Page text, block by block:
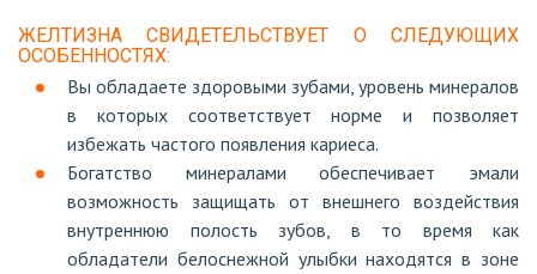
ЖЕЛТИЗНА СВИДЕТЕЛЬСТВУЕТ О СЛЕДУЮЩИХ
ОСОБЕННОСТЯХ:
Вы обладаете здоровыми зубами, уровень минералов
в которых соответствует норме и позволяет
избежать частого появления кариеса.
Богатство минералами обеспечивает эмали
возможность защищать от внешнего воздействия
внутреннюю полость зубов, в то время как
обладатели белоснежной улыбки находятся в зоне